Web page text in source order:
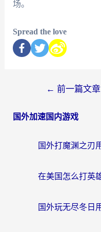
场。
Spread the love
← 前一篇文章
国外加速国内游戏